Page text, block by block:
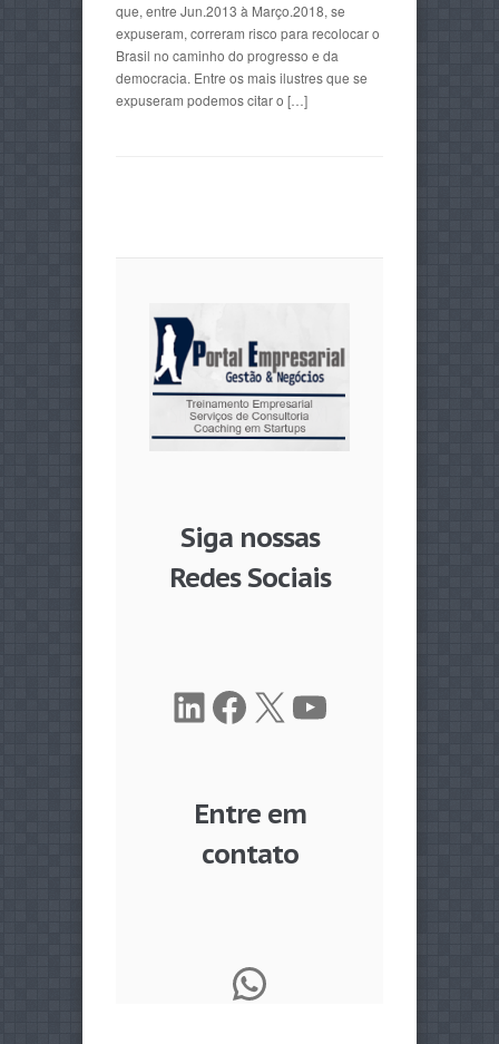
que, entre Jun.2013 à Março.2018, se
expuseram, correram risco para recolocar o
Brasil no caminho do progresso e da
democracia. Entre os mais ilustres que se
expuseram podemos citar o […]
Siga nossas
Redes Sociais
LinkedIn
Facebook
X Youtube
Entre em
contato
WhatsApp